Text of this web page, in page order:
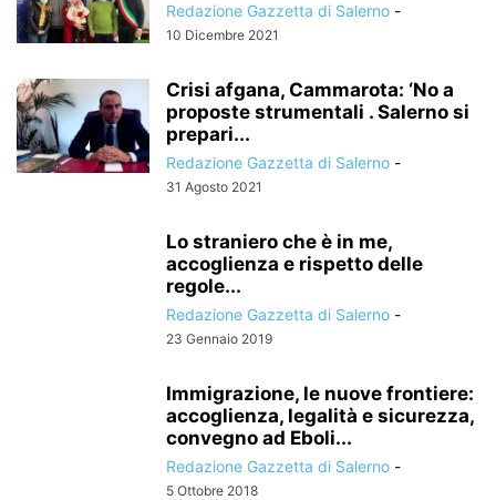
Redazione Gazzetta di Salerno -
10 Dicembre 2021
Crisi afgana, Cammarota: ‘No a
proposte strumentali . Salerno si
prepari...
Redazione Gazzetta di Salerno -
31 Agosto 2021
Lo straniero che è in me,
accoglienza e rispetto delle
regole...
Redazione Gazzetta di Salerno -
23 Gennaio 2019
Immigrazione, le nuove frontiere:
accoglienza, legalità e sicurezza,
convegno ad Eboli...
Redazione Gazzetta di Salerno -
5 Ottobre 2018